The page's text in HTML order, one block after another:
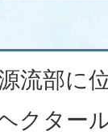
流部に
クター